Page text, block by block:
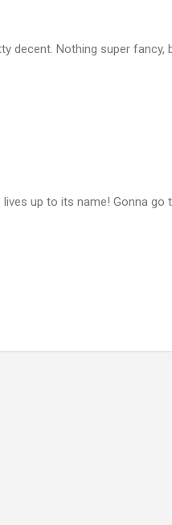
decent. Nothing super fancy,
up to its name! Gonna go